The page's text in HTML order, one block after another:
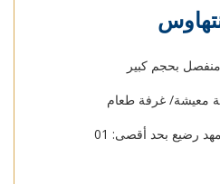
بحجم كبير
معيشة/ غرفة طعام
رضيع بحد أقصى: 01